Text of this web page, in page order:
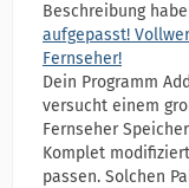
Beschreibung
aufgepasst!
Fernseher!
Dein Programm
versucht einem
Fernseher
Komplet
passen. Solchen